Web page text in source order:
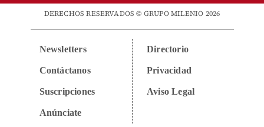
DERECHOS RESERVADOS © GRUPO MILENIO 2026
Newsletters
Contáctanos
Suscripciones
Anúnciate
Directorio
Privacidad
Aviso Legal